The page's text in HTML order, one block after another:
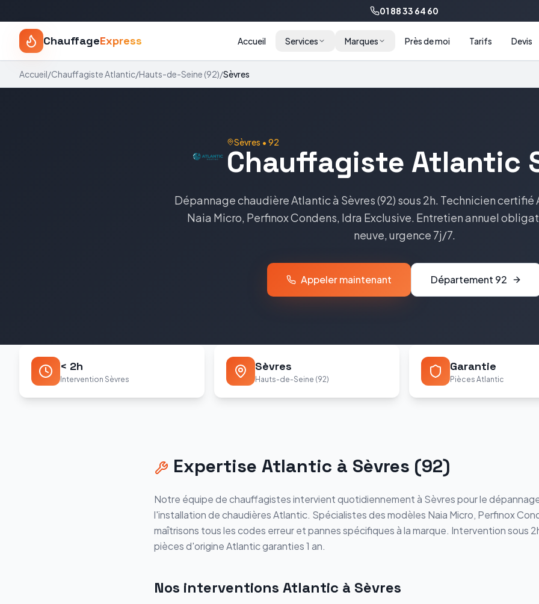
01 88 33 64 60
ChauffageExpress Accueil Services Marques Près de moi Tarifs Devis
Accueil/ChauffagisteAtlantic/Hauts-de-Seine (92)/Sèvres
Sèvres • 92
Chauffagiste Atlantic
Dépannage chaudièreAtlanticà Sèvres(92) sous 2h. Technicien certifié
Naia Micro, Perfinox Condens, Idra Exclusive. Entretien annuel
neuve, urgence 7j/7.
Appeler maintenant Département 92
< 2h
Intervention Sèvres
Sèvres
Hauts-de-Seine (92)
Garantie
Pièces Atlantic
Expertise Atlantic à Sèvres (92)
Notre équipe de chauffagistes intervient quotidiennement à Sèvrespour le
l'installation de chaudièresAtlantic. Spécialistes des modèles Naia Micro, Perfinox
maîtrisons tous les codes erreur et pannes spécifiques à la marque. Intervention sous
pièces d'origineAtlanticgaranties 1 an.
Nos interventions Atlantic à Sèvres